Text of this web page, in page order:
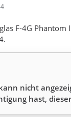
F-4G
nicht
hast,